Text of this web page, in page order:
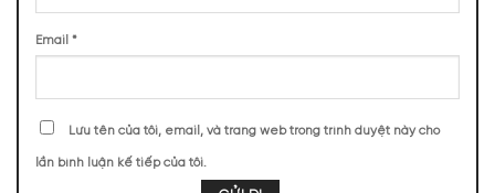
TOP NOTES
Email *
Lưu tên của tôi, email, và trang web trong trình duyệt này cho
lần bình luận kế tiếp của tôi.